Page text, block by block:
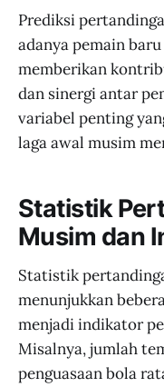
Prediksi
adanya pemain
memberikan
dan sinergi antar
variabel penting
laga awal musim
Statistik
Musim dan
Statistik
menunjukkan
menjadi indikator
Misalnya, jumlah
penguasaan bola